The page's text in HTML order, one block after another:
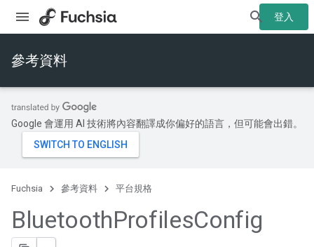
登入
參考資料
Google 會運用 AI 技術將內容翻譯成你偏好的語言，但可能會出錯。
Fuchsia 參考資料 平台規格
BluetoothProfilesConfig